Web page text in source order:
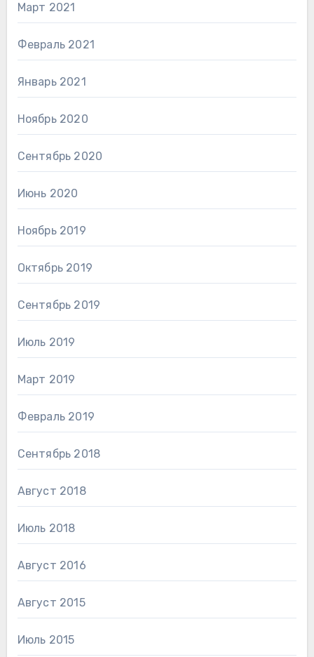
Март 2021
Февраль 2021
Январь 2021
Ноябрь 2020
Сентябрь 2020
Июнь 2020
Ноябрь 2019
Октябрь 2019
Сентябрь 2019
Июль 2019
Март 2019
Февраль 2019
Сентябрь 2018
Август 2018
Июль 2018
Август 2016
Август 2015
Июль 2015